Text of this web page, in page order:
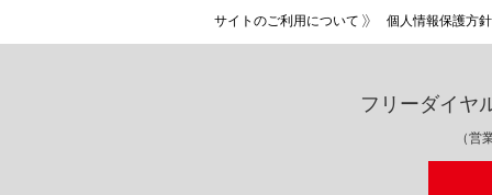
サイトのご利用について 個人情報保護方針
フリーダイヤ
（営